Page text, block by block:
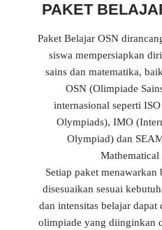
PAKET
Paket Belajar OSN
siswa mempersiapkan
sains dan matematika,
OSN (Olimpiade
internasional seperti
Olympiads), IMO
Olympiad) dan
Setiap paket menawarkan
disesuaikan sesuai
dan intensitas belajar
olimpiade yang diinginkan